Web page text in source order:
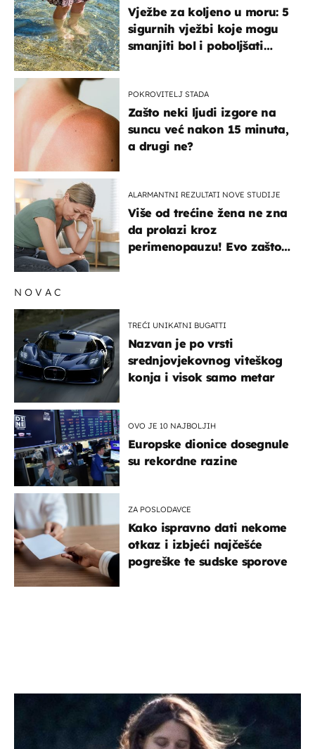
Vježbe za koljeno u moru: 5
sigurnih vježbi koje mogu
smanjiti bol i poboljšati
POKROVITELJ STADA
Zašto neki ljudi izgore na
suncu već nakon 15 minuta,
a drugi ne?
ALARMANTNI REZULTATI NOVE STUDIJE
Više od trećine žena ne zna
da prolazi kroz
perimenopauzu! Evo zašto
NOVAC
TREĆI UNIKATNI BUGATTI
Nazvan je po vrsti
srednjovjekovnog viteškog
konja i visok samo metar
OVO JE 10 NAJBOLJIH
Europske dionice dosegnule
su rekordne razine
ZA POSLODAVCE
Kako ispravno dati nekome
otkaz i izbjeći najčešće
pogreške te sudske sporove